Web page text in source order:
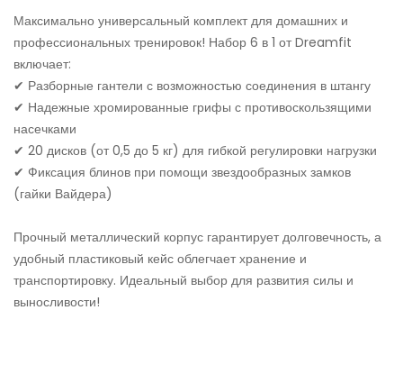
Максимально универсальный комплект для домашних и
профессиональных тренировок! Набор 6 в 1 от Dreamfit
включает:
✔ Разборные гантели с возможностью соединения в штангу
✔ Надежные хромированные грифы с противоскользящими
насечками
✔ 20 дисков (от 0,5 до 5 кг) для гибкой регулировки нагрузки
✔ Фиксация блинов при помощи звездообразных замков
(гайки Вайдера)
Прочный металлический корпус гарантирует долговечность, а
удобный пластиковый кейс облегчает хранение и
транспортировку. Идеальный выбор для развития силы и
выносливости!